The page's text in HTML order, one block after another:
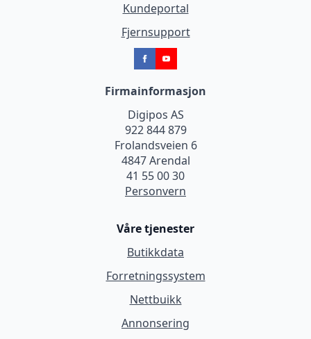
Våre tjenester
Butikkdata
Forretningssystem
Nettbuikk
Annonsering
Firmainformasjon
Digipos AS
922 844 879
Frolandsveien 6
4847 Arendal
41 55 00 30
Personvern
Kundeportal
Fjernsupport